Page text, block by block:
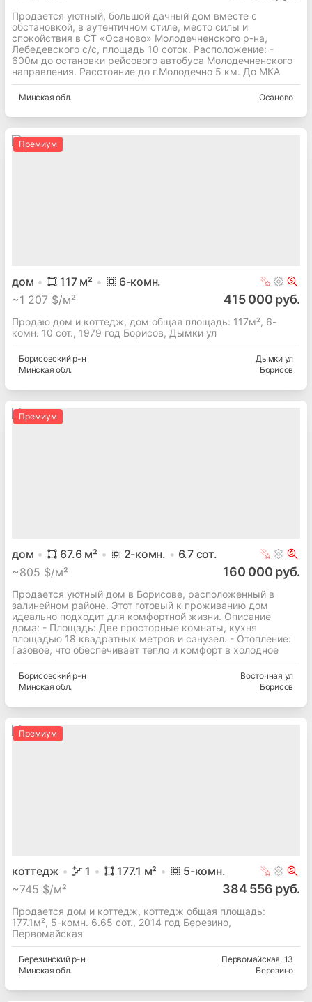
Продается уютный, большой дачный дом вместе с
обстановкой, в аутентичном стиле, место силы и
спокойствия в СТ «Осаново» Молодечненского р-на,
Лебедевского с/с, площадь 10 соток. Расположение: -
600м до остановки рейсового автобуса Молодечненского
направления. Расстояние до г.Молодечно 5 км. До МКА
Минская обл. Осаново
Премиум
дом 117м² 6-комн.
~1 207 $/м² 415 000 руб.
Продаю дом и коттедж, дом общая площадь: 117м², 6-
комн. 10 сот., 1979 год Борисов, Дымки ул
Борисовскийр-н
Минская обл.
Дымки ул
Борисов
Премиум
дом 67.6м² 2-комн. 6.7сот.
~805 $/м² 160 000 руб.
Продается уютный дом в Борисове, расположенный в
залинейном районе. Этот готовый к проживанию дом
идеально подходит для комфортной жизни. Описание
дома: - Площадь: Две просторные комнаты, кухня
площадью 18 квадратных метров и санузел. - Отопление:
Газовое, что обеспечивает тепло и комфорт в холодное
Борисовскийр-н
Минская обл.
Восточная ул
Борисов
Премиум
коттедж 1 177.1 м² 5-комн.
~745 $/м² 384 556 руб.
Продается дом и коттедж, коттедж общая площадь:
177.1м², 5-комн. 6.65 сот., 2014 год Березино,
Первомайская
Березинскийр-н
Минская обл.
Первомайская, 13
Березино